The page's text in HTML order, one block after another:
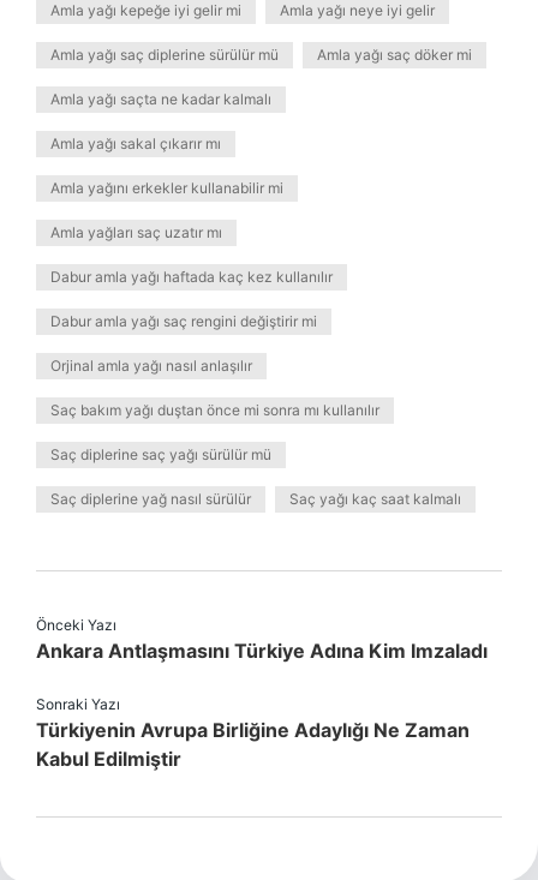
Amla yağı kepeğe iyi gelir mi Amla yağı neye iyi gelir
Amla yağı saç diplerine sürülür mü Amla yağı saç döker mi
Amla yağı saçta ne kadar kalmalı
Amla yağı sakal çıkarır mı
Amla yağını erkekler kullanabilir mi
Amla yağları saç uzatır mı
Dabur amla yağı haftada kaç kez kullanılır
Dabur amla yağı saç rengini değiştirir mi
Orjinal amla yağı nasıl anlaşılır
Saç bakım yağı duştan önce mi sonra mı kullanılır
Saç diplerine saç yağı sürülür mü
Saç diplerine yağ nasıl sürülür Saç yağı kaç saat kalmalı
Önceki Yazı
Ankara Antlaşmasını Türkiye Adına Kim Imzaladı
Sonraki Yazı
Türkiyenin Avrupa Birliğine Adaylığı Ne Zaman
Kabul Edilmiştir